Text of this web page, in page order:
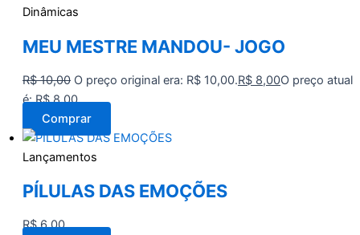
Dinâmicas
MEU MESTRE MANDOU- JOGO
R$10,00 O preço original era: R$ 10,00.R$ 8,00O preço atual
é: R$ 8,00.
Comprar
Lançamentos
PÍLULAS DAS EMOÇÕES
R$6,00